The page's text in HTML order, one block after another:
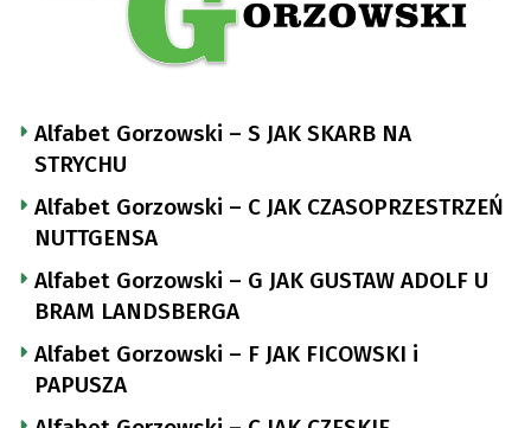
Alfabet Gorzowski – S JAK SKARB NA
STRYCHU
Alfabet Gorzowski – C JAK CZASOPRZESTRZEŃ
NUTTGENSA
Alfabet Gorzowski – G JAK GUSTAW ADOLF U
BRAM LANDSBERGA
Alfabet Gorzowski – F JAK FICOWSKI i
PAPUSZA